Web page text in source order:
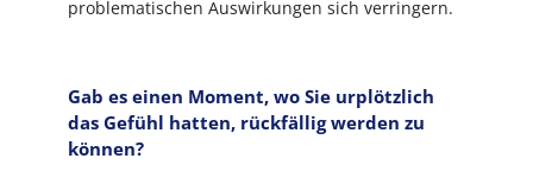
problematischen Auswirkungen sich verringern.
Gab es einen Moment, wo Sie urplötzlich
das Gefühl hatten, rückfällig werden zu
können?